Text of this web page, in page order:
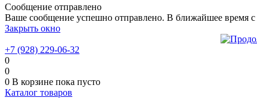
Сообщение отправлено
Ваше сообщение успешно отправлено. В ближайшее время
Закрыть окно
+7 (928) 229-06-32
0
0
0 В корзине пока пусто
Каталог товаров